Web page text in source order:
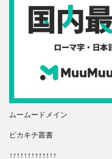
ムームードメイン
ピカキチ叢書
↑↑↑↑↑↑↑↑↑↑↑↑↑